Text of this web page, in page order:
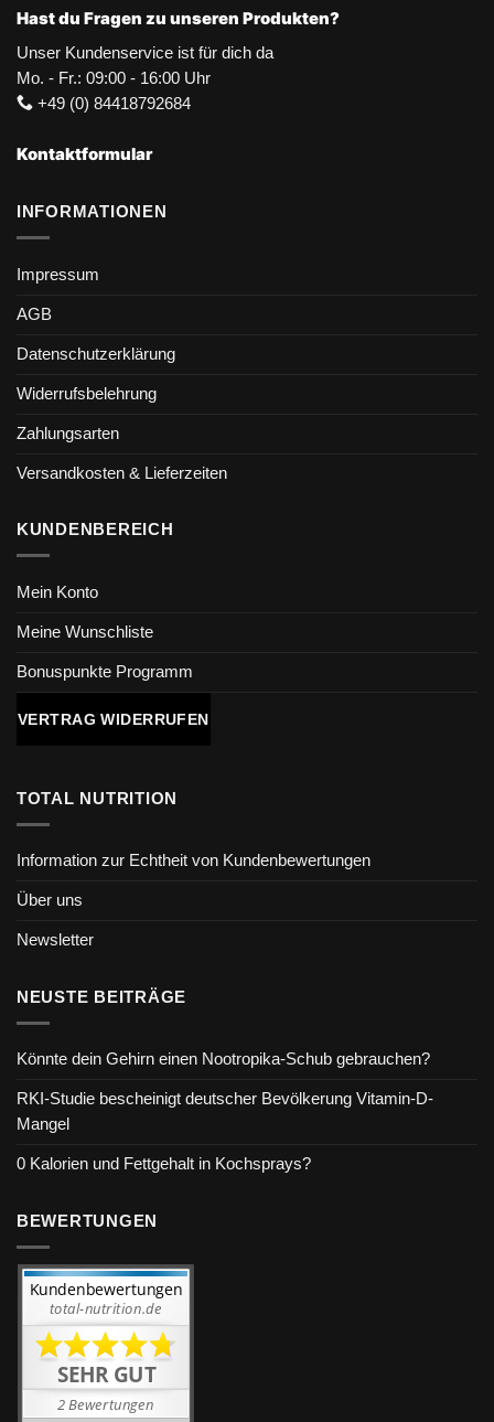
Hast du Fragen zu unseren Produkten?
Unser Kundenservice ist für dich da
Mo. - Fr.: 09:00 - 16:00 Uhr
+49 (0) 84418792684
Kontaktformular
INFORMATIONEN
Impressum
AGB
Datenschutzerklärung
Widerrufsbelehrung
Zahlungsarten
Versandkosten & Lieferzeiten
KUNDENBEREICH
Mein Konto
Meine Wunschliste
Bonuspunkte Programm
VERTRAG WIDERRUFEN
TOTAL NUTRITION
Information zur Echtheit von Kundenbewertungen
Über uns
Newsletter
NEUSTE BEITRÄGE
Könnte dein Gehirn einen Nootropika-Schub gebrauchen?
RKI-Studie bescheinigt deutscher Bevölkerung Vitamin-D-
Mangel
0 Kalorien und Fettgehalt in Kochsprays?
BEWERTUNGEN